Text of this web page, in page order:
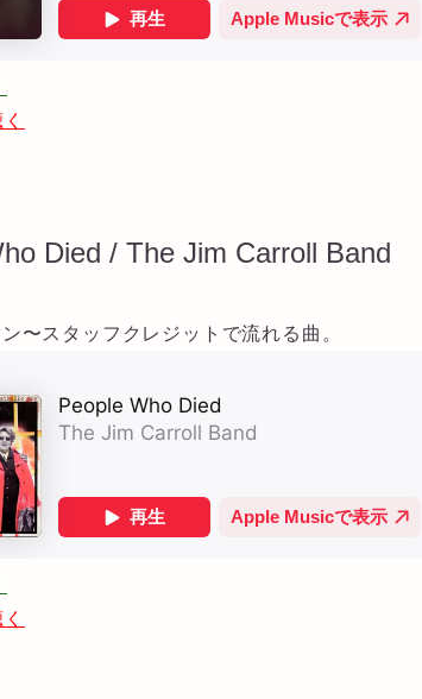
Died / The Jim Carroll Band
〜スタッフクレジットで流れる曲。